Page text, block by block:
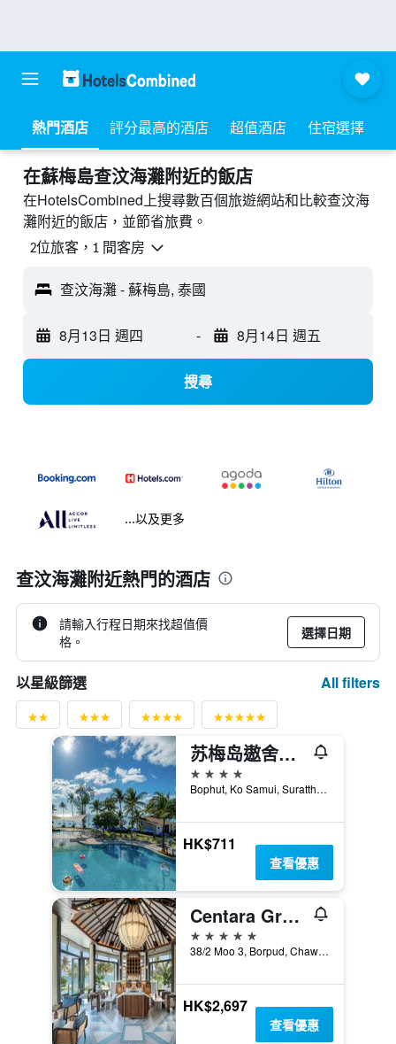
熱門酒店 評分最高的酒店 超值酒店 住宿選擇
​在蘇梅島查汶海灘附近​的飯店
在HotelsCombined上搜尋數百個旅遊網站和比較查汶海
灘附近的飯店，並節省旅費。
2位旅客，1 間客房
查汶海灘 - 蘇梅島, 泰國
8月13日 週四 - 8月14日 週五
搜尋
...以及更多
查汶海灘附近熱門的酒店
請輸入行程日期來找超值價
格。
選擇日期
以星級篩選 All filters
苏梅岛遨舍查汶度假酒店
4星級
Bophut, Ko Samui, Suratthani, 蘇梅島, 泰國
HK$711
查看優惠
Centara Grand Beach Resort Samui - 蘇梅島
5星級
38/2 Moo 3, Borpud, Chaweng Beach, 蘇梅島, 泰國
HK$2,697
查看優惠